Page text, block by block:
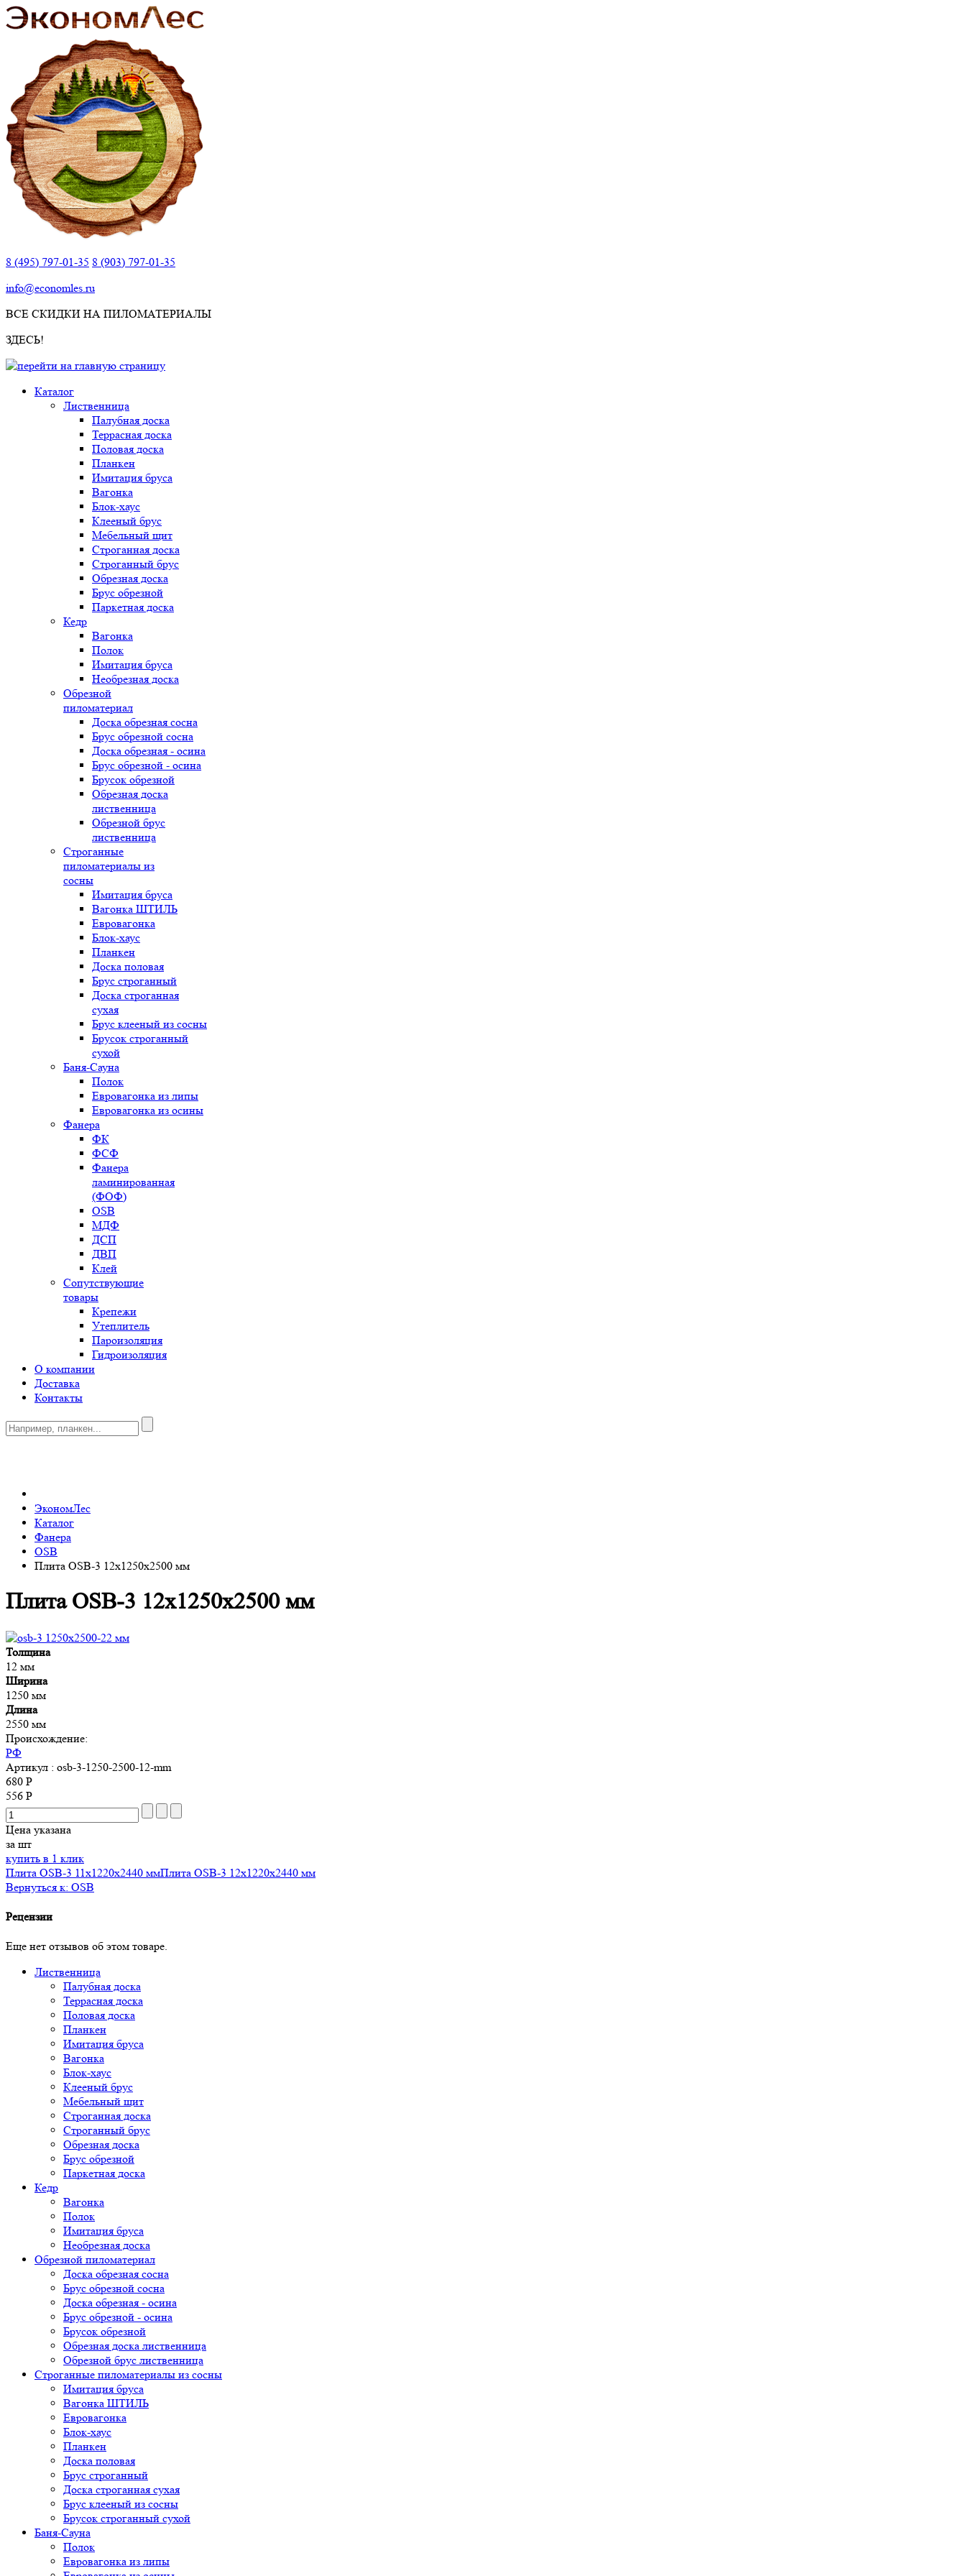
8 (495) 797-01-35 8 (903) 797-01-35
info@economles.ru
ВСЕ СКИДКИ НА ПИЛОМАТЕРИАЛЫ
ЗДЕСЬ!
Каталог
Лиственница
Палубная доска
Террасная доска
Половая доска
Планкен
Имитация бруса
Вагонка
Блок-хаус
Клееный брус
Мебельный щит
Строганная доска
Строганный брус
Обрезная доска
Брус обрезной
Паркетная доска
Кедр
Вагонка
Полок
Имитация бруса
Необрезная доска
Обрезной
пиломатериал
Доска обрезная сосна
Брус обрезной сосна
Доска обрезная - осина
Брус обрезной - осина
Брусок обрезной
Обрезная доска
лиственница
Обрезной брус
лиственница
Строганные
пиломатериалы из
сосны
Имитация бруса
Вагонка ШТИЛЬ
Евровагонка
Блок-хаус
Планкен
Доска половая
Брус строганный
Доска строганная
сухая
Брус клееный из сосны
Брусок строганный
сухой
Баня-Сауна
Полок
Евровагонка из липы
Евровагонка из осины
Фанера
ФК
ФСФ
Фанера
ламинированная
(ФОФ)
OSB
МДФ
ДСП
ДВП
Клей
Сопутствующие
товары
Крепежи
Утеплитель
Пароизоляция
Гидроизоляция
О компании
Доставка
Контакты
ЭкономЛес
Каталог
Фанера
OSB
Плита OSB-3 12х1250x2500 мм
Плита OSB-3 12х1250x2500 мм
Толщина
12 мм
Ширина
1250 мм
Длина
2550 мм
Происхождение:
РФ
Артикул : osb-3-1250-2500-12-mm
680 Р
556 Р
Цена указана
за шт
купить в 1 клик
Плита OSB-3 11х1220x2440 ммПлита OSB-3 12х1220x2440 мм
Вернуться к: OSB
Рецензии
Еще нет отзывов об этом товаре.
Лиственница
Палубная доска
Террасная доска
Половая доска
Планкен
Имитация бруса
Вагонка
Блок-хаус
Клееный брус
Мебельный щит
Строганная доска
Строганный брус
Обрезная доска
Брус обрезной
Паркетная доска
Кедр
Вагонка
Полок
Имитация бруса
Необрезная доска
Обрезной пиломатериал
Доска обрезная сосна
Брус обрезной сосна
Доска обрезная - осина
Брус обрезной - осина
Брусок обрезной
Обрезная доска лиственница
Обрезной брус лиственница
Строганные пиломатериалы из сосны
Имитация бруса
Вагонка ШТИЛЬ
Евровагонка
Блок-хаус
Планкен
Доска половая
Брус строганный
Доска строганная сухая
Брус клееный из сосны
Брусок строганный сухой
Баня-Сауна
Полок
Евровагонка из липы